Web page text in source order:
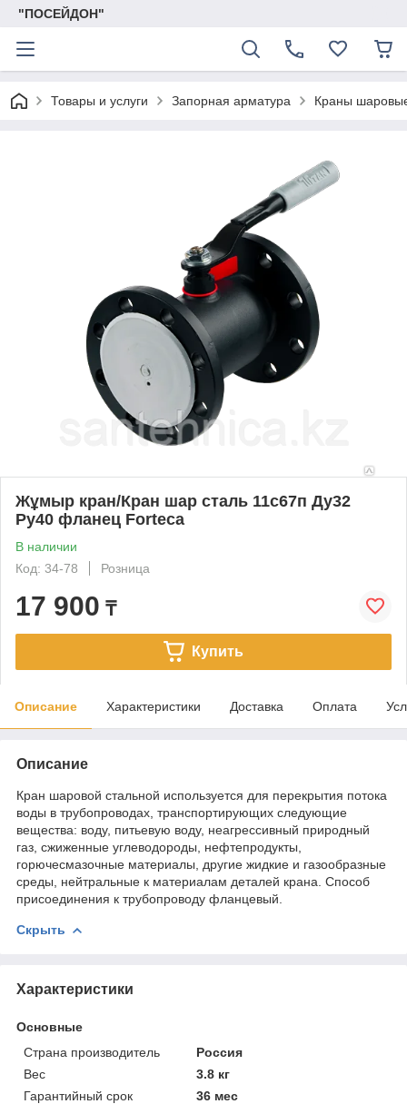
"ПОСЕЙДОН"
Товары и услуги Запорная арматура Краны
Жұмыр кран/Кран шар сталь 11с67п Ду32
Ру40 фланец Forteca
В наличии
Код: 34-78
Розница
17 900 ₸
Купить
Описание Характеристики Доставка Оплата
Описание
Кран шаровой стальной используется для перекрытия потока
воды в трубопроводах, транспортирующих следующие
вещества: воду, питьевую воду, неагрессивный природный
газ, сжиженные углеводороды, нефтепродукты,
горючесмазочные материалы, другие жидкие и газообразные
среды, нейтральные к материалам деталей крана. Способ
присоединения к трубопроводу фланцевый.
Скрыть
Характеристики
Основные
Страна производитель
Россия
Вес
3.8 кг
Гарантийный срок
36 мес